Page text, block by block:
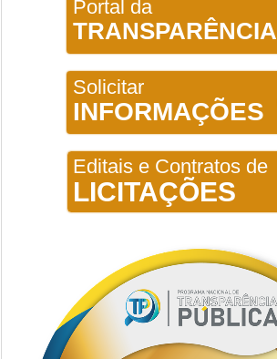
Portal da
TRANSPARÊNCIA
Solicitar
INFORMAÇÕES
Editais e Contratos de
LICITAÇÕES